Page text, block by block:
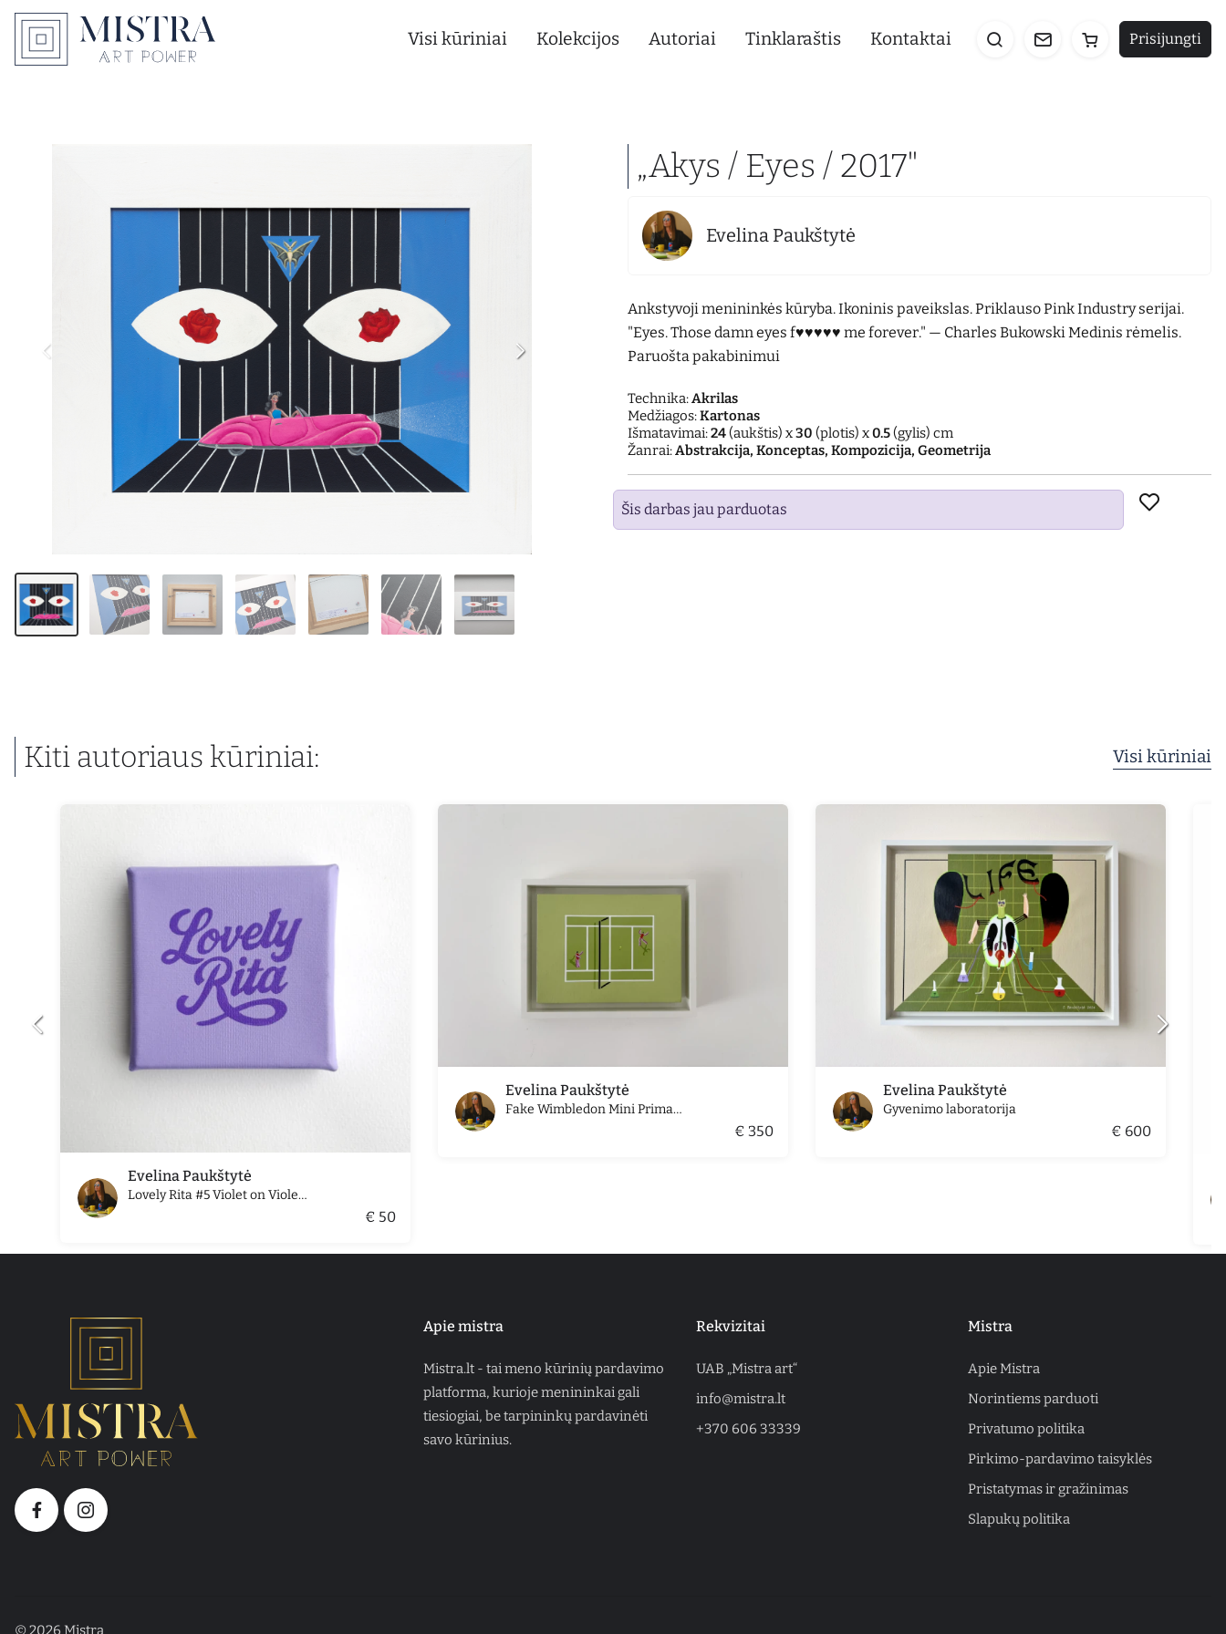
Visi kūriniai Kolekcijos Autoriai Tinklaraštis Kontaktai Prisijungti
„Akys / Eyes / 2017"
Evelina Paukštytė
Ankstyvoji menininkės kūryba. Ikoninis paveikslas. Priklauso Pink Industry serijai.
"Eyes. Those damn eyes f♥♥♥♥♥ me forever." ― Charles Bukowski Medinis rėmelis.
Paruošta pakabinimui
Technika:Akrilas
Medžiagos:Kartonas
Išmatavimai:24(aukštis) x30 (plotis) x0.5(gylis) cm
Žanrai:Abstrakcija, Konceptas, Kompozicija, Geometrija
Šis darbas jau parduotas
Kiti autoriaus kūriniai: Visi kūriniai
Evelina Paukštytė
Lovely Rita #5 Violet on Violet Edition
€ 50
Evelina Paukštytė
Fake Wimbledon Mini Primavera Edition
€ 350
Evelina Paukštytė
Gyvenimo laboratorija
€ 600
Apie mistra
Mistra.lt - tai meno kūrinių pardavimo
platforma, kurioje menininkai gali
tiesiogiai, be tarpininkų pardavinėti
savo kūrinius.
Rekvizitai
UAB „Mistra art“
info@mistra.lt
+370 606 33339
Mistra
Apie Mistra
Norintiems parduoti
Privatumo politika
Pirkimo-pardavimo taisyklės
Pristatymas ir gražinimas
Slapukų politika
© 2026 Mistra